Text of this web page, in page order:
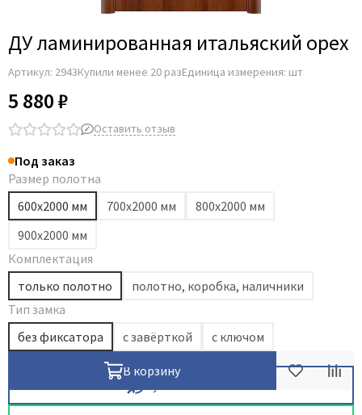
ДУ ламинированная итальяский орех
Артикул: 2943Купили менее 20 разЕдиница измерения: шт
5 880 ₽
Оставить отзыв
Под заказ
Размер полотна
600х2000 мм
700х2000 мм
800х2000 мм
900х2000 мм
Комплектация
только полотно
полотно, коробка, наличники
Тип замка
без фиксатора
с завёрткой с ключом
В корзину